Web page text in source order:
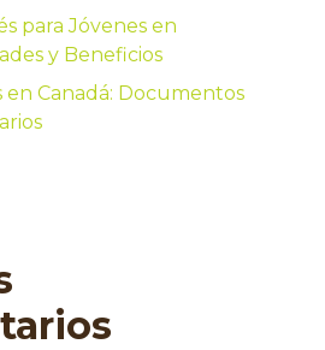
para Jóvenes en
y Beneficios
Canadá: Documentos